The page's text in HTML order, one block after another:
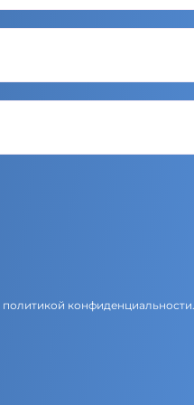
политикой конфиденциальности